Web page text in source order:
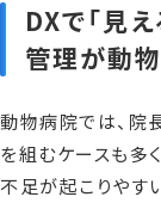
DXで「見
管理が動
動物病院では、院
を組むケースも多
不足が起こりやす